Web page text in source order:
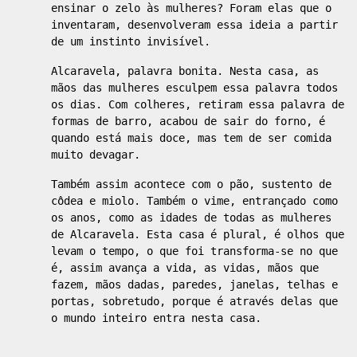
ensinar o zelo às mulheres? Foram elas que o
inventaram, desenvolveram essa ideia a partir
de um instinto invisível.
Alcaravela, palavra bonita. Nesta casa, as
mãos das mulheres esculpem essa palavra todos
os dias. Com colheres, retiram essa palavra de
formas de barro, acabou de sair do forno, é
quando está mais doce, mas tem de ser comida
muito devagar.
Também assim acontece com o pão, sustento de
côdea e miolo. Também o vime, entrançado como
os anos, como as idades de todas as mulheres
de Alcaravela. Esta casa é plural, é olhos que
levam o tempo, o que foi transforma-se no que
é, assim avança a vida, as vidas, mãos que
fazem, mãos dadas, paredes, janelas, telhas e
portas, sobretudo, porque é através delas que
o mundo inteiro entra nesta casa.